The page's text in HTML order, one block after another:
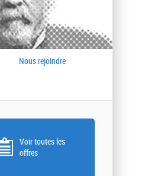
Nous rejoindre
Voir toutes les
offres